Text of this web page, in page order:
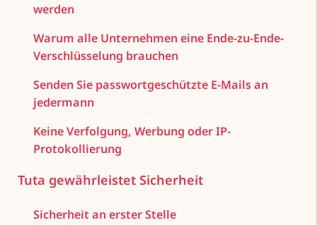
werden
Warum alle Unternehmen eine Ende-zu-Ende-
Verschlüsselung brauchen
Senden Sie passwortgeschützte E-Mails an
jedermann
Keine Verfolgung, Werbung oder IP-
Protokollierung
Tuta gewährleistet Sicherheit
Sicherheit an erster Stelle